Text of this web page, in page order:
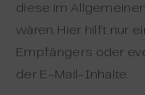
diese im
wären. Hier hilft nur
Empfängers oder
der E-Mail-Inhalte.